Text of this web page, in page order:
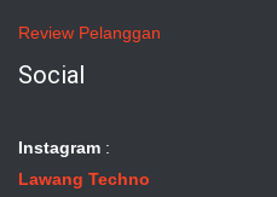
Review Pelanggan
Social
Instagram :
Lawang Techno